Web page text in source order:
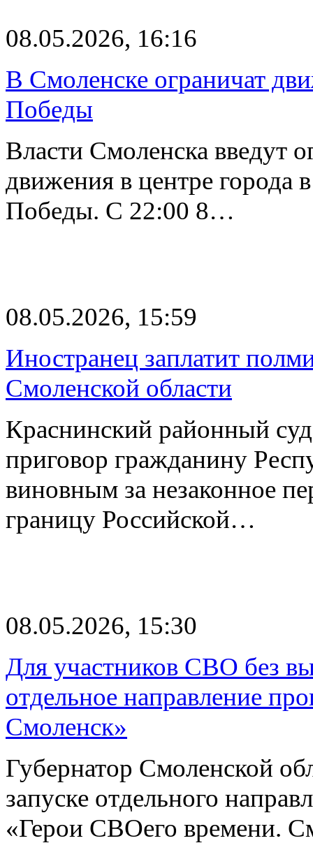
08.05.2026, 16:16
В Смоленске ограничат
Победы
Власти Смоленска введут
движения в центре города
Победы. С 22:00 8…
08.05.2026, 15:59
Иностранец заплатит
Смоленской области
Краснинский районный
приговор гражданину
виновным за незаконное
границу Российской…
08.05.2026, 15:30
Для участников СВО без
отдельное направление
Смоленск»
Губернатор Смоленской
запуске отдельного
«Герои СВОего времени.